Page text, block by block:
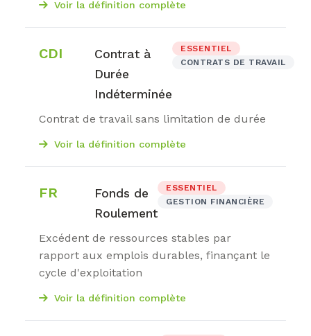
Voir la définition complète
CDI
Contrat à
Durée
Indéterminée
ESSENTIEL
CONTRATS DE TRAVAIL
Contrat de travail sans limitation de durée
Voir la définition complète
FR
Fonds de
Roulement
ESSENTIEL
GESTION FINANCIÈRE
Excédent de ressources stables par
rapport aux emplois durables, finançant le
cycle d'exploitation
Voir la définition complète